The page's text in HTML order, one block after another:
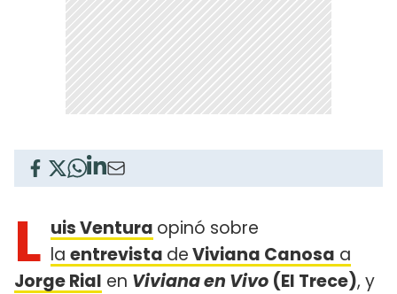
L uis Ventura opinó sobre
la entrevista deViviana Canosa a
Jorge Rial en Viviana en Vivo (El Trece), y